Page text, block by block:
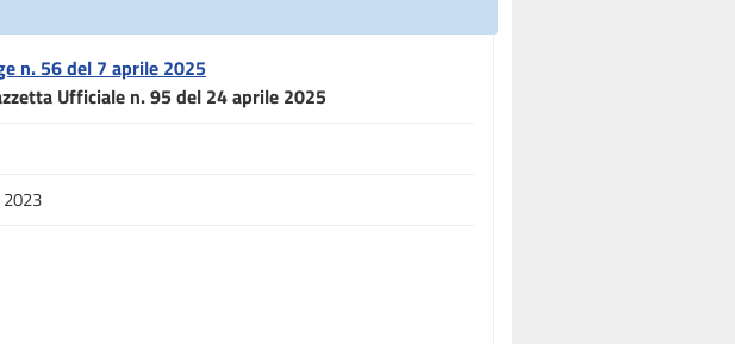
n. 56 del 7 aprile 2025
Ufficiale n. 95 del 24 aprile 2025